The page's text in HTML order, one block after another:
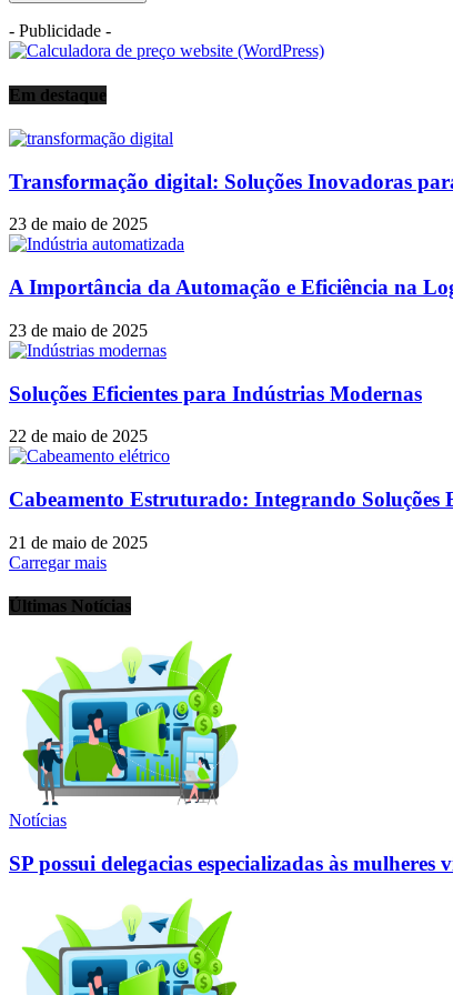
- Publicidade -
Em destaque
Transformação digital: Soluções Inovadoras
23 de maio de 2025
A Importância da Automação e Eficiência na
23 de maio de 2025
Soluções Eficientes para Indústrias Modernas
22 de maio de 2025
Cabeamento Estruturado: Integrando Soluções
21 de maio de 2025
Carregar mais
Últimas Notícias
Notícias
SP possui delegacias especializadas às mulheres